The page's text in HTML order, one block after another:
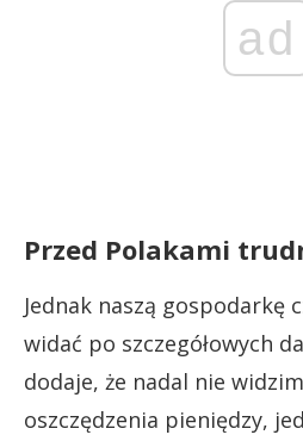
ad
Przed Polakami
Jednak naszą gospodarkę
widać po szczegółowych
dodaje, że nadal nie
oszczędzenia pieniędzy,